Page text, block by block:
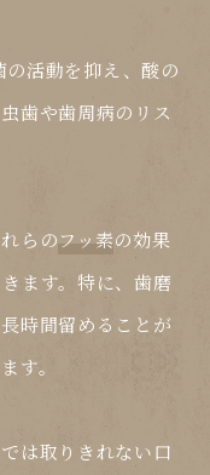
の活動を抑え、酸の
歯や歯周病のリス
らのフッ素の効果
ます。特に、歯磨
時間留めることが
す。
は取りきれない口